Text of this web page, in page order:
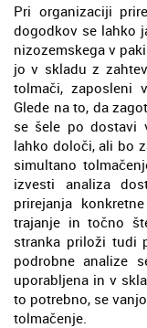
Pri organizaciji
dogodkov se lahko
nizozemskega v
jo v skladu z
tolmači, zaposleni
Glede na to, da
se šele po dostavi
lahko določi, ali bo
simultano
izvesti analiza
prirejanja
trajanje in točno
stranka priloži tudi
podrobne analize
uporabljena in v
to potrebno, se
tolmačenje.